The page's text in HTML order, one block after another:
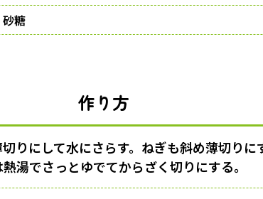
糖
作り方
りにして水にさらす。ねぎも斜め薄切り
湯でさっとゆでてからざく切りにする。